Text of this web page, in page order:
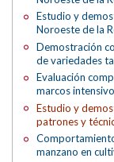
Estudio y
Noroeste de la
Demostración
de variedades
Evaluación
marcos
Estudio y
patrones y
manzano en